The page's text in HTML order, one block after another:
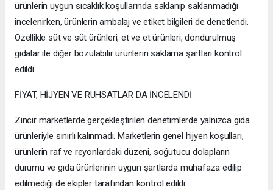
ürünlerin uygun sıcaklık koşullarında saklanıp saklanmadığı
incelenirken, ürünlerin ambalaj ve etiket bilgileri de denetlendi.
Özellikle süt ve süt ürünleri, et ve et ürünleri, dondurulmuş
gıdalar ile diğer bozulabilir ürünlerin saklama şartları kontrol
edildi.
FİYAT, HİJYEN VE RUHSATLAR DA İNCELENDİ
Zincir marketlerde gerçekleştirilen denetimlerde yalnızca gıda
ürünleriyle sınırlı kalınmadı. Marketlerin genel hijyen koşulları,
ürünlerin raf ve reyonlardaki düzeni, soğutucu dolapların
durumu ve gıda ürünlerinin uygun şartlarda muhafaza edilip
edilmediği de ekipler tarafından kontrol edildi.